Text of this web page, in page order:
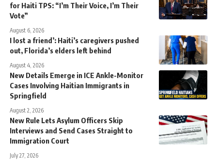
for Haiti TPS: “I’m Their Voice, I’m Their
Vote”
August 6, 2026
I lost a friend’: Haiti’s caregivers pushed
out, Florida’s elders left behind
August 4, 2026
New Details Emerge in ICE Ankle-Monitor
Cases Involving Haitian Immigrants in
Springfield
August 2, 2026
New Rule Lets Asylum Officers Skip
Interviews and Send Cases Straight to
Immigration Court
July 27, 2026